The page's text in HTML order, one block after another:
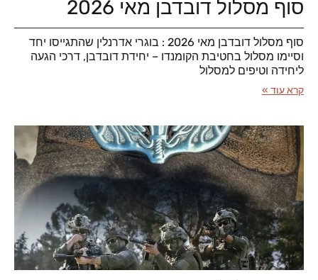
סוף מסלול דובדבן מאי 2026
סוף מסלול דובדבן מאי 2026 : בוגרי אדרנלין שהתגייסו יחד
וסיימו מסלול בחטיבת הקומנדו – יחידת דובדבן, דרכי הגעה
ליחידה וטיפים למסלול
קרא עוד »